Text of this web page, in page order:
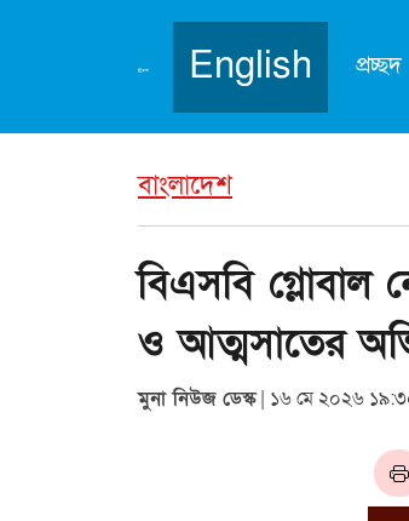
English প্রচ্ছদ
বাংলাদেশ
বিএসবি গ্লোবাল
ও আত্মসাতের
মুনা নিউজ ডেস্ক| ১৬ মে ২০২৬